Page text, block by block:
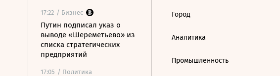
17:22 / Бизнес
Путин подписал указ о
выводе «Шереметьево» из
списка стратегических
предприятий
17:05 / Политика
Город
Аналитика
Промышленность